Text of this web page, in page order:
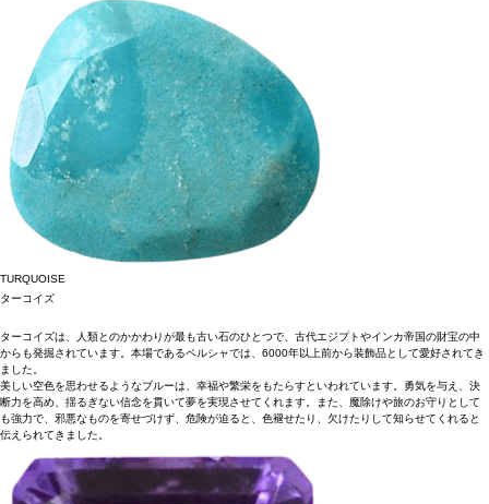
TURQUOISE
ターコイズ
ターコイズは、人類とのかかわりが最も古い石のひとつで、古代エジプトやインカ帝国の財宝の中
からも発掘されています。本場であるペルシャでは、6000年以上前から装飾品として愛好されてき
ました。
美しい空色を思わせるようなブルーは、幸福や繁栄をもたらすといわれています。勇気を与え、決
断力を高め、揺るぎない信念を貫いて夢を実現させてくれます。また、魔除けや旅のお守りとして
も強力で、邪悪なものを寄せづけず、危険が迫ると、色褪せたり、欠けたりして知らせてくれると
伝えられてきました。